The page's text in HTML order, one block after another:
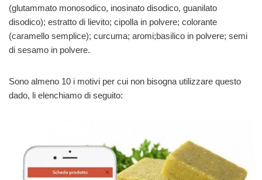
(glutammato monosodico, inosinato disodico, guanilato
disodico); estratto di lievito; cipolla in polvere; colorante
(caramello semplice); curcuma; aromi;basilico in polvere; semi
di sesamo in polvere.
Sono almeno 10 i motivi per cui non bisogna utilizzare questo
dado, li elenchiamo di seguito: